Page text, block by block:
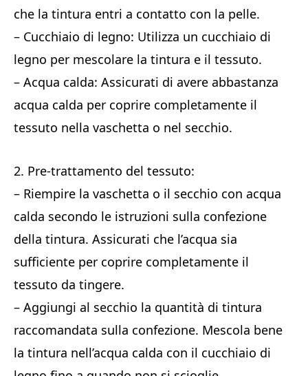
che la tintura entri a contatto con la pelle.
– Cucchiaio di legno: Utilizza un cucchiaio di
legno per mescolare la tintura e il tessuto.
– Acqua calda: Assicurati di avere abbastanza
acqua calda per coprire completamente il
tessuto nella vaschetta o nel secchio.
2. Pre-trattamento del tessuto:
– Riempire la vaschetta o il secchio con acqua
calda secondo le istruzioni sulla confezione
della tintura. Assicurati che l’acqua sia
sufficiente per coprire completamente il
tessuto da tingere.
– Aggiungi al secchio la quantità di tintura
raccomandata sulla confezione. Mescola bene
la tintura nell’acqua calda con il cucchiaio di